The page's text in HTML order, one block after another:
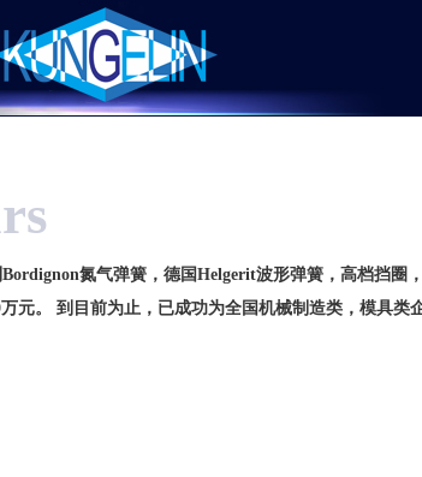
Bordignon氮气弹簧，德国Helgerit波形弹簧，高档挡圈
万元。
到目前为止，已成功为全国机械制造类，模具类